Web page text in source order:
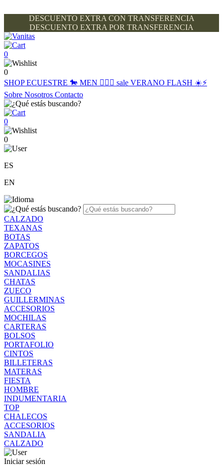
DESCUENTO EXTRA CON TRANSFERENCIA
DESCUENTO EXTRA POR TRANSFERENCIA
0
0
SHOPECUESTRE 🐎 MEN 🙋🏽‍♂️ sale VERANO FLASH ☀️⚡️
Sobre Nosotros Contacto
0
0
ES
EN
CALZADO
TEXANAS
BOTAS
ZAPATOS
BORCEGOS
MOCASINES
SANDALIAS
CHATAS
ZUECO
GUILLERMINAS
ACCESORIOS
MOCHILAS
CARTERAS
BOLSOS
PORTAFOLIO
CINTOS
BILLETERAS
MATERAS
FIESTA
HOMBRE
INDUMENTARIA
TOP
CHALECOS
ACCESORIOS
SANDALIA
CALZADO
Iniciar sesión